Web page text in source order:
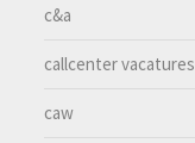
c&a
callcenter vacatures
caw